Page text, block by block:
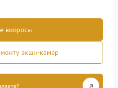
вопросы
экшн-камер